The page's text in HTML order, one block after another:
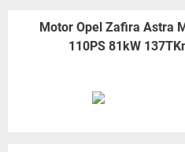
Motor Opel Zafira Astra
110PS 81kW